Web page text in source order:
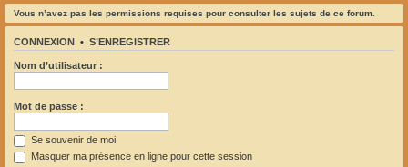
Vous n’avez pas les permissions requises pour consulter les sujets de ce forum.
CONNEXION • S’ENREGISTRER
Nom d’utilisateur :
Mot de passe :
Se souvenir de moi
Masquer ma présence en ligne pour cette session